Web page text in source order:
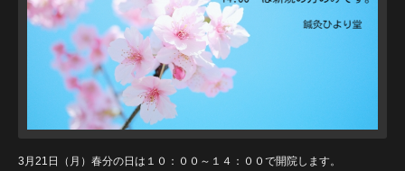
3月21日（月）春分の日は１０：００～１４：００で開院します。